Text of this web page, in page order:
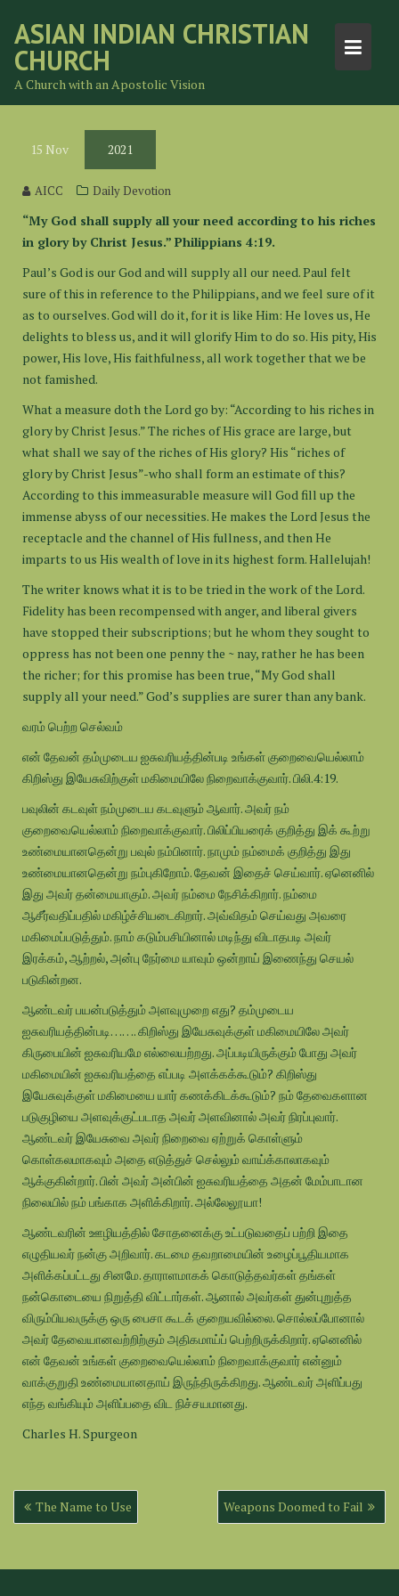
content
ASIAN INDIAN CHRISTIAN
CHURCH
A Church with an Apostolic Vision
15 Nov 2021
AICC Daily Devotion
“My God shall supply all your need according to his riches
in glory by Christ Jesus.” Philippians 4:19.
Paul’s God is our God and will supply all our need. Paul felt
sure of this in reference to the Philippians, and we feel sure of it
as to ourselves. God will do it, for it is like Him: He loves us, He
delights to bless us, and it will glorify Him to do so. His pity, His
power, His love, His faithfulness, all work together that we be
not famished.
What a measure doth the Lord go by: “According to his riches in
glory by Christ Jesus.” The riches of His grace are large, but
what shall we say of the riches of His glory? His “riches of
glory by Christ Jesus”-who shall form an estimate of this?
According to this immeasurable measure will God fill up the
immense abyss of our necessities. He makes the Lord Jesus the
receptacle and the channel of His fullness, and then He
imparts to us His wealth of love in its highest form. Hallelujah!
The writer knows what it is to be tried in the work of the Lord.
Fidelity has been recompensed with anger, and liberal givers
have stopped their subscriptions; but he whom they sought to
oppress has not been one penny the ~ nay, rather he has been
the richer; for this promise has been true, “My God shall
supply all your need.” God’s supplies are surer than any bank.
வரம் பெற்ற செல்வம்
என் தேவன் தம்முடைய ஐசுவரியத்தின்படி உங்கள் குறைவையெல்லாம்
கிறிஸ்து இயேசுவிற்குள் மகிமையிலே நிறைவாக்குவார். பிலி.4:19.
பவுலின் கடவுள் நம்முடைய கடவுளும் ஆவார். அவர் நம்
குறைவையெல்லாம் நிறைவாக்குவார். பிலிப்பியரைக் குறித்து இக் கூற்று
உண்மையானதென்று பவுல் நம்பினார். நாமும் நம்மைக் குறித்து இது
உண்மையானதென்று நம்புகிறோம். தேவன் இதைச் செய்வார். ஏனெனில்
இது அவர் தன்மையாகும். அவர் நம்மை நேசிக்கிறார். நம்மை
ஆசீர்வதிப்பதில் மகிழ்ச்சியடைகிறார். அவ்விதம் செய்வது அவரை
மகிமைப்படுத்தும். நாம் கடும்பசியினால் மடிந்து விடாதபடி அவர்
இரக்கம், ஆற்றல், அன்பு நேர்மை யாவும் ஒன்றாய் இணைந்து செயல்
படுகின்றன.
ஆண்டவர் பயன்படுத்தும் அளவுமுறை எது? தம்முடைய
ஐசுவரியத்தின்படி……. கிறிஸ்து இயேசுவுக்குள் மகிமையிலே அவர்
கிருபையின் ஐசுவரியமே எல்லையற்றது. அப்படியிருக்கும் போது அவர்
மகிமையின் ஐசுவரியத்தை எப்படி அளக்கக்கூடும்? கிறிஸ்து
இயேசுவுக்குள் மகிமையை யார் கணக்கிடக்கூடும்? நம் தேவைகளான
படுகுழியை அளவுக்குட்படாத அவர் அளவினால் அவர் நிரப்புவார்.
ஆண்டவர் இயேசுவை அவர் நிறைவை ஏற்றுக் கொள்ளும்
கொள்கலமாகவும் அதை எடுத்துச் செல்லும் வாய்க்காலாகவும்
ஆக்குகின்றார். பின் அவர் அன்பின் ஐசுவரியத்தை அதன் மேம்பாடான
நிலையில் நம் பங்காக அளிக்கிறார். அல்லேலூயா!
ஆண்டவரின் ஊழியத்தில் சோதனைக்கு உட்படுவதைப் பற்றி இதை
எழுதியவர் நன்கு அறிவார். கடமை தவறாமையின் உழைப்பூதியமாக
அளிக்கப்பட்டது சினமே. தாராளமாகக் கொடுத்தவர்கள் தங்கள்
நன்கொடையை நிறுத்தி விட்டார்கள். ஆனால் அவர்கள் துன்புறுத்த
விரும்பியவருக்கு ஒரு பைசா கூடக் குறையவில்லை. சொல்லப்போனால்
அவர் தேவையானவற்றிற்கும் அதிகமாய்ப் பெற்றிருக்கிறார். ஏனெனில்
என் தேவன் உங்கள் குறைவையெல்லாம் நிறைவாக்குவார் என்னும்
வாக்குறுதி உண்மையானதாய் இருந்திருக்கிறது. ஆண்டவர் அளிப்பது
எந்த வங்கியும் அளிப்பதை விட நிச்சயமானது.
Charles H. Spurgeon
Post
navigation
The Name to Use Weapons Doomed to Fail